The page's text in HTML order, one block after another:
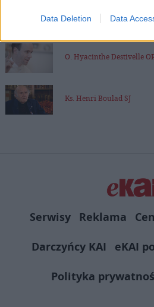
Data Deletion Data
Bp Wiesław Lechowicz
O. Hyacinthe Destivelle
Ks. Henri Boulad SJ
Serwisy Reklama
Darczyńcy KAI
eKAI
Polityka